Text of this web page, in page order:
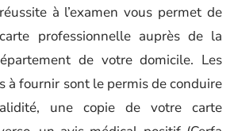
à l’examen vous permet de
professionnelle auprès de la
de votre domicile. Les
à fournir sont le permis de conduire
une copie de votre carte